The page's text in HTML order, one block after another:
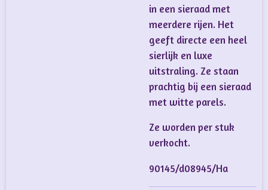
in een sieraad met
meerdere rijen. Het
geeft directe een heel
sierlijk en luxe
uitstraling. Ze staan
prachtig bij een sieraad
met witte parels.
Ze worden per stuk
verkocht.
90145/d08945/Ha